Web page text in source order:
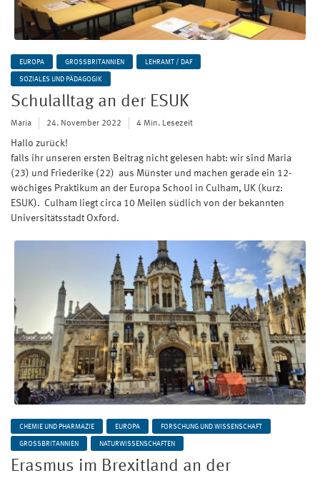
EUROPA GROSSBRITANNIEN LEHRAMT / DAF
SOZIALES UND PÄDAGOGIK
Schulalltag an der ESUK
Maria 24. November 2022 4 Min. Lesezeit
Hallo zurück!
falls ihr unseren ersten Beitrag nicht gelesen habt: wir sind Maria
(23) und Friederike (22) aus Münster und machen gerade ein 12-
wöchiges Praktikum an der Europa School in Culham, UK (kurz:
ESUK). Culham liegt circa 10 Meilen südlich von der bekannten
Universitätsstadt Oxford.
CHEMIE UND PHARMAZIE EUROPA FORSCHUNG UND WISSENSCHAFT
GROSSBRITANNIEN NATURWISSENSCHAFTEN
Erasmus im Brexitland an der